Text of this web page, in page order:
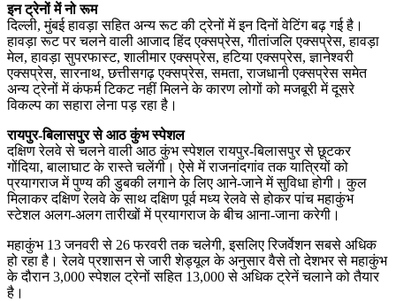
इन ट्रेनों में नो रूम
दिल्ली, मुंबई हावड़ा सहित अन्य रूट की ट्रेनों में इन दिनों वेटिंग बढ़ गई है।
हावड़ा रूट पर चलने वाली आजाद हिंद एक्सप्रेस, गीतांजलि एक्सप्रेस, हावड़ा
मेल, हावड़ा सुपरफास्ट, शालीमार एक्सप्रेस, हटिया एक्सप्रेस, ज्ञानेश्वरी
एक्सप्रेस, सारनाथ, छत्तीसगढ़ एक्सप्रेस, समता, राजधानी एक्सप्रेस समेत
अन्य ट्रेनों में कंफर्म टिकट नहीं मिलने के कारण लोगों को मजबूरी में दूसरे
विकल्प का सहारा लेना पड़ रहा है।
रायपुर-बिलासपुर से आठ कुंभ स्पेशल
दक्षिण रेलवे से चलने वाली आठ कुंभ स्पेशल रायपुर-बिलासपुर से छूटकर
गोंदिया, बालाघाट के रास्ते चलेंगी। ऐसे में राजनांदगांव तक यात्रियों को
प्रयागराज में पुण्य की डुबकी लगाने के लिए आने-जाने में सुविधा होगी। कुल
मिलाकर दक्षिण रेलवे के साथ दक्षिण पूर्व मध्य रेलवे से होकर पांच महाकुंभ
स्टेशल अलग-अलग तारीखों में प्रयागराज के बीच आना-जाना करेगी।
महाकुंभ 13 जनवरी से 26 फरवरी तक चलेगी, इसलिए रिजर्वेशन सबसे अधिक
हो रहा है। रेलवे प्रशासन से जारी शेड्यूल के अनुसार वैसे तो देशभर से महाकुंभ
के दौरान 3,000 स्पेशल ट्रेनों सहित 13,000 से अधिक ट्रेनें चलाने को तैयार
है।